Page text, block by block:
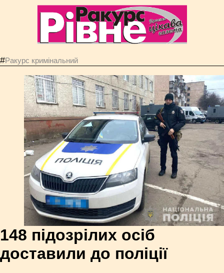
#Ракурс кримінальний
148 підозрілих осіб
доставили до поліції